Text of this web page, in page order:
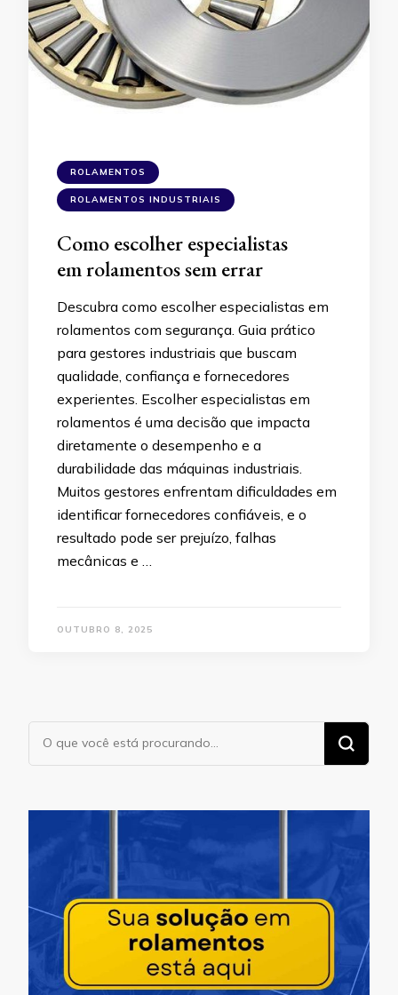
ROLAMENTOS
ROLAMENTOS INDUSTRIAIS
Como escolher especialistas
em rolamentos sem errar
Descubra como escolher especialistas em
rolamentos com segurança. Guia prático
para gestores industriais que buscam
qualidade, confiança e fornecedores
experientes. Escolher especialistas em
rolamentos é uma decisão que impacta
diretamente o desempenho e a
durabilidade das máquinas industriais.
Muitos gestores enfrentam dificuldades em
identificar fornecedores confiáveis, e o
resultado pode ser prejuízo, falhas
mecânicas e …
OUTUBRO 8, 2025
Procurando
algo?